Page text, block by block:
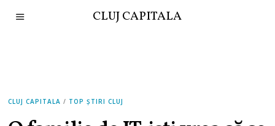
CLUJ CAPITALA
CLUJ CAPITALA / TOP ȘTIRI CLUJ